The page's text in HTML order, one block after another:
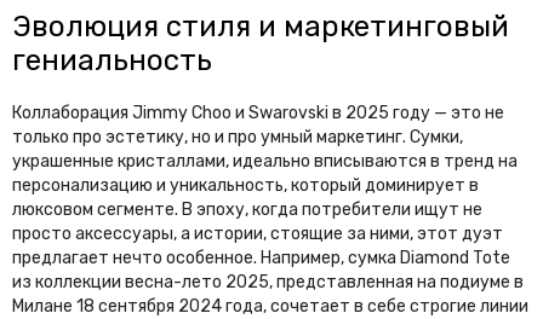
Эволюция стиля и маркетинговый
гениальность
Коллаборация Jimmy Choo и Swarovski в 2025 году — это не
только про эстетику, но и про умный маркетинг. Сумки,
украшенные кристаллами, идеально вписываются в тренд на
персонализацию и уникальность, который доминирует в
люксовом сегменте. В эпоху, когда потребители ищут не
просто аксессуары, а истории, стоящие за ними, этот дуэт
предлагает нечто особенное. Например, сумка Diamond Tote
из коллекции весна-лето 2025, представленная на подиуме в
Милане 18 сентября 2024 года, сочетает в себе строгие линии